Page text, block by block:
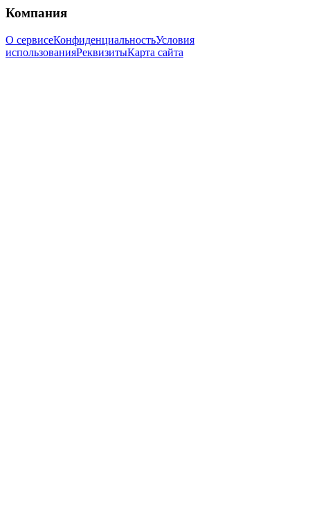
Компания
О сервисеКонфиденциальностьУсловия
использованияРеквизитыКарта сайта